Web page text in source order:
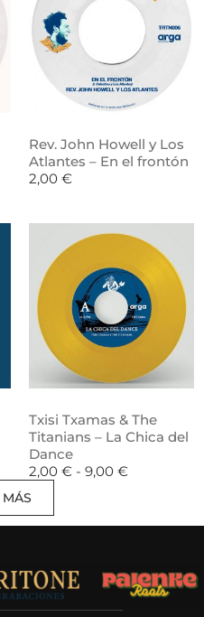
Rev. John Howell y Los
Atlantes – En el frontón
2,00 €
Txisi Txamas & The
Titanians – La Chica del
Dance
2,00 € - 9,00 €